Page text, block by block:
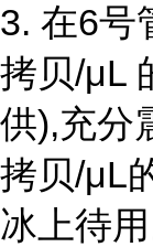
3. 在6号
拷贝/μL
供),充分
拷贝/μL
冰上待用